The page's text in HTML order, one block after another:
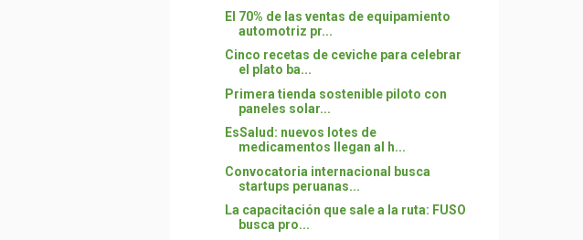
El 70% de las ventas de equipamiento
automotriz pr...
Cinco recetas de ceviche para celebrar
el plato ba...
Primera tienda sostenible piloto con
paneles solar...
EsSalud: nuevos lotes de
medicamentos llegan al h...
Convocatoria internacional busca
startups peruanas...
La capacitación que sale a la ruta: FUSO
busca pro...